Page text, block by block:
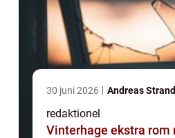
30 juni 2026 Andreas Strand
redaktionel
Vinterhage ekstra rom med lys, luft og